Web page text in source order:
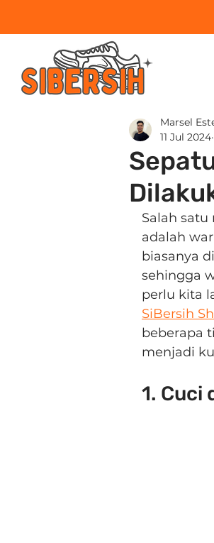
Marsel
11 Jul 2024
Salah
adalah
biasanya
sehingga
perlu kita
SiBersih
beberapa
menjadi
1. Cuci